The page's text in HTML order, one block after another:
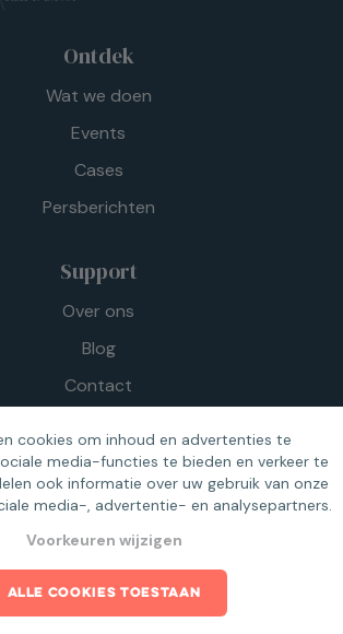
Ontdek
Wat we doen
Events
Cases
Persberichten
Support
Over ons
Blog
Contact
cookies om inhoud en advertenties te
media-functies te bieden en verkeer te
ook informatie over uw gebruik van onze
media-, advertentie- en analysepartners.
Voorkeuren wijzigen
ALLE COOKIES TOESTAAN